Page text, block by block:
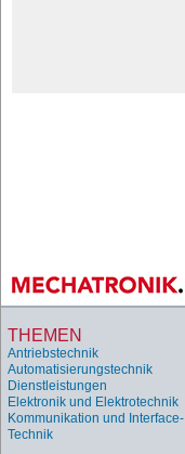
THEMEN
Antriebstechnik
Automatisierungstechnik
Dienstleistungen
Elektronik und Elektrotechnik
Kommunikation und Interface-
Technik